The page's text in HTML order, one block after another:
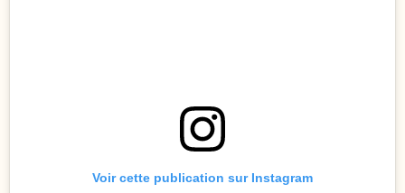
Voir cette publication sur Instagram